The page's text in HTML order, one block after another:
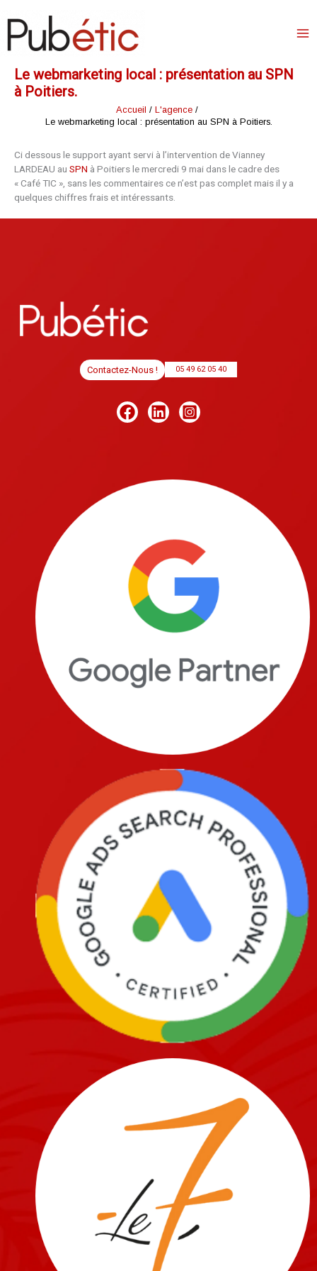
au
contenu
Le webmarketing local : présentation au SPN
à Poitiers.
Accueil
L'agence
Le webmarketing local : présentation au SPN à Poitiers.
Ci dessous le support ayant servi à l’intervention de Vianney
LARDEAU au SPN à Poitiers le mercredi 9 mai dans le cadre des
« Café TIC », sans les commentaires ce n’est pas complet mais il y a
quelques chiffres frais et intéressants.
Contactez-Nous ! 05 49 62 05 40